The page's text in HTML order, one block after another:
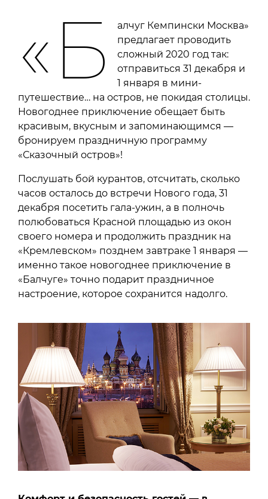
«Б
алчуг Кемпински Москва»
предлагает проводить
сложный 2020 год так:
отправиться 31 декабря и
1 января в мини-
путешествие… на остров, не покидая столицы.
Новогоднее приключение обещает быть
красивым, вкусным и запоминающимся —
бронируем праздничную программу
«Сказочный остров»!
Послушать бой курантов, отсчитать, сколько
часов осталось до встречи Нового года, 31
декабря посетить гала-ужин, а в полночь
полюбоваться Красной площадью из окон
своего номера и продолжить праздник на
«Кремлевском» позднем завтраке 1 января —
именно такое новогоднее приключение в
«Балчуге» точно подарит праздничное
настроение, которое сохранится надолго.